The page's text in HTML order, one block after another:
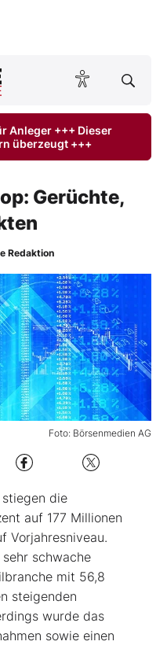
ONLINE lesen
Anleger +++ Dieser
überzeugt +++
Gerüchte,
Redaktion
Foto: Börsenmedien AG
die
auf 177 Millionen
Vorjahresniveau.
schwache
mit 56,8
steigenden
wurde das
sowie einen